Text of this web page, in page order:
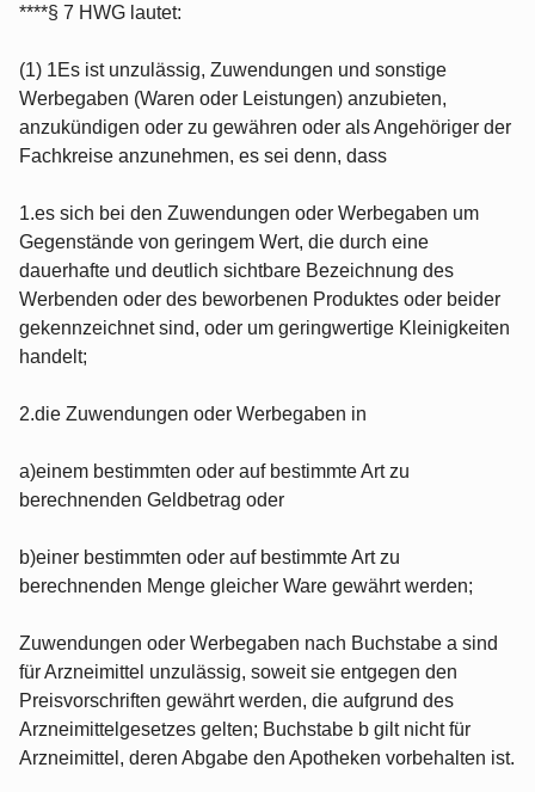
****§ 7 HWG lautet:
(1) 1Es ist unzulässig, Zuwendungen und sonstige
Werbegaben (Waren oder Leistungen) anzubieten,
anzukündigen oder zu gewähren oder als Angehöriger der
Fachkreise anzunehmen, es sei denn, dass
1.es sich bei den Zuwendungen oder Werbegaben um
Gegenstände von geringem Wert, die durch eine
dauerhafte und deutlich sichtbare Bezeichnung des
Werbenden oder des beworbenen Produktes oder beider
gekennzeichnet sind, oder um geringwertige Kleinigkeiten
handelt;
2.die Zuwendungen oder Werbegaben in
a)einem bestimmten oder auf bestimmte Art zu
berechnenden Geldbetrag oder
b)einer bestimmten oder auf bestimmte Art zu
berechnenden Menge gleicher Ware gewährt werden;
Zuwendungen oder Werbegaben nach Buchstabe a sind
für Arzneimittel unzulässig, soweit sie entgegen den
Preisvorschriften gewährt werden, die aufgrund des
Arzneimittelgesetzes gelten; Buchstabe b gilt nicht für
Arzneimittel, deren Abgabe den Apotheken vorbehalten ist.